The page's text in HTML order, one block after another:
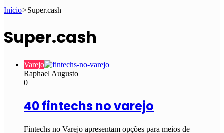
Início>Super.cash
Super.cash
Varejo
Raphael Augusto
0
40 fintechs no varejo
Fintechs no Varejo apresentam opções para meios de